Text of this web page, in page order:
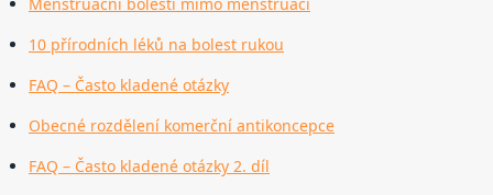
Menstruační bolesti mimo menstruaci
10 přírodních léků na bolest rukou
FAQ – Často kladené otázky
Obecné rozdělení komerční antikoncepce
FAQ – Často kladené otázky 2. díl